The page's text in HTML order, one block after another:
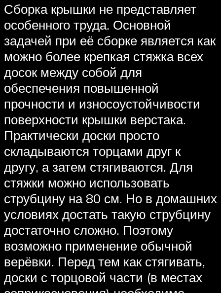
Сборка крышки не представляет
особенного труда. Основной
задачей при её сборке является как
можно более крепкая стяжка всех
досок между собой для
обеспечения повышенной
прочности и износоустойчивости
поверхности крышки верстака.
Практически доски просто
складываются торцами друг к
другу, а затем стягиваются. Для
стяжки можно использовать
струбцину на 80 см. Но в домашних
условиях достать такую струбцину
достаточно сложно. Поэтому
возможно применение обычной
верёвки. Перед тем как стягивать,
доски с торцовой части (в местах